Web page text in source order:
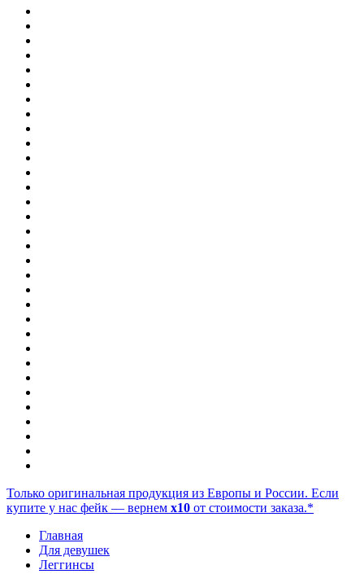
Только оригинальная продукция из Европы и России. Если
купите у нас фейк — вернем x10 от стоимости заказа.*
Главная
Для девушек
Леггинсы